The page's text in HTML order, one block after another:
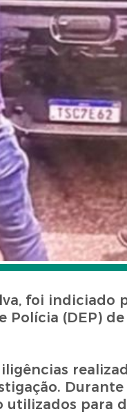
foi indiciado
Polícia (DEP)
Durante
utilizados para